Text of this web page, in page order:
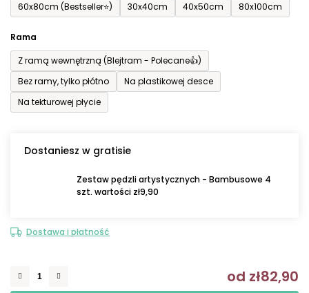
60x80cm (Bestseller⭐)
30x40cm 40x50cm 80x100cm
Rama
Z ramą wewnętrzną (Blejtram - Polecane👍)
Bez ramy, tylko płótno
Na plastikowej desce
Na tekturowej płycie
Dostaniesz w gratisie
Zestaw pędzli artystycznych - Bambusowe 4
szt. wartości zł9,90
Dostawa i płatność
od zł82,90